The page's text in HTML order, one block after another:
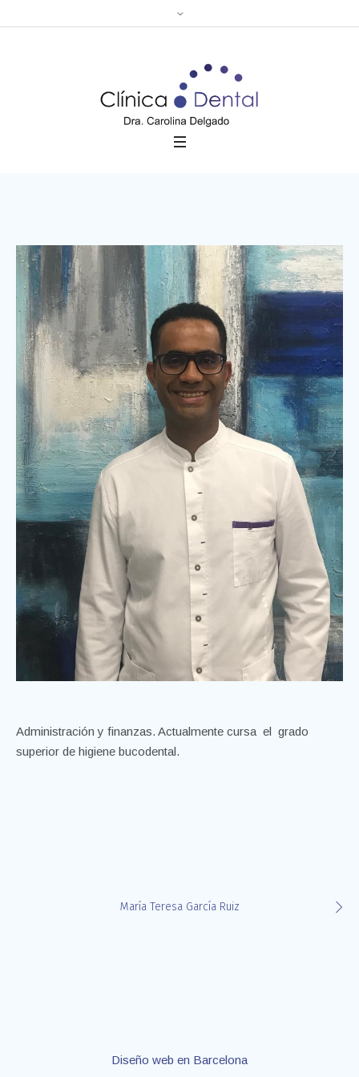
Administración y finanzas. Actualmente cursa el grado
superior de higiene bucodental.
María Teresa García Ruiz
Diseño web en Barcelona